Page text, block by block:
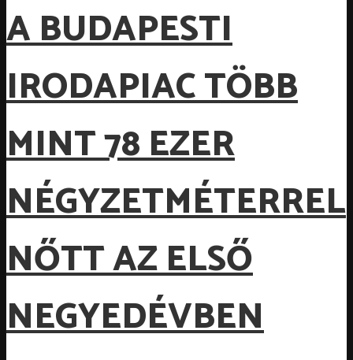
A BUDAPESTI
IRODAPIAC TÖBB
MINT 78 EZER
NÉGYZETMÉTERREL
NŐTT AZ ELSŐ
NEGYEDÉVBEN